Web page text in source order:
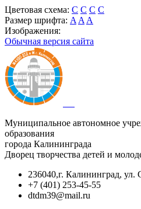
Цветовая схема: C C C C
Размер шрифта: A A A
Изображения:
Обычная версия сайта
Муниципальное автономное
образования
города Калининграда
Дворец творчества детей и
236040,г. Калининград, ул.
+7 (401) 253-45-55
dtdm39@mail.ru